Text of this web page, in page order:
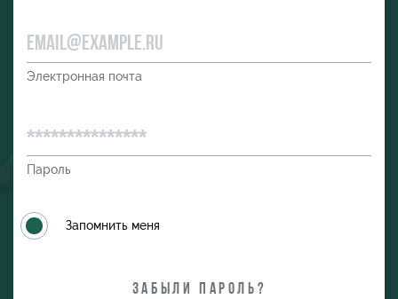
Электронная почта
Пароль
Запомнить меня
Забыли пароль?